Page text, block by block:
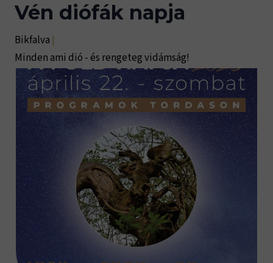
Vén diófák napja
Bikfalva |
Minden ami dió - és rengeteg vidámság!